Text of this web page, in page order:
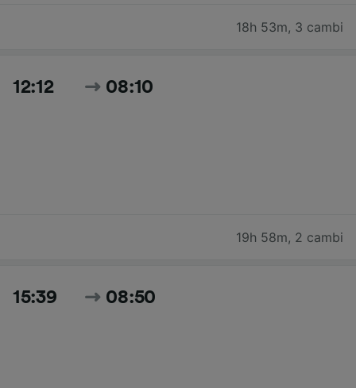
18h 53m, 3 cambi
12:12 08:10
19h 58m, 2 cambi
15:39 08:50